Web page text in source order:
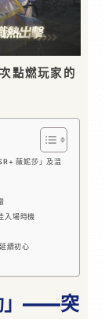
點燃玩家的
薇妮莎」及溫
入場時機
續初心
」——突